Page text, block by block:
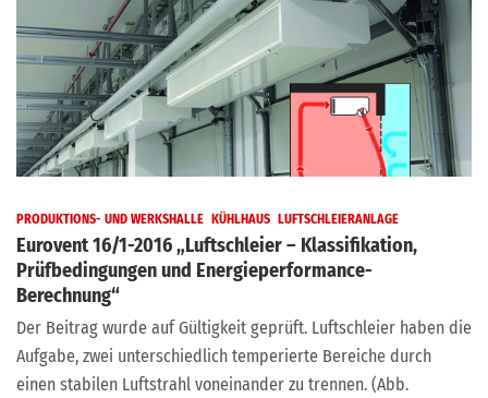
PRODUKTIONS- UND WERKSHALLE KÜHLHAUS LUFTSCHLEIERANLAGE
Eurovent 16/1-2016 „Luftschleier – Klassifikation,
Prüfbedingungen und Energieperformance-
Berechnung“
Der Beitrag wurde auf Gültigkeit geprüft. Luftschleier haben die
Aufgabe, zwei unterschiedlich temperierte Bereiche durch
einen stabilen Luftstrahl voneinander zu trennen. (Abb.